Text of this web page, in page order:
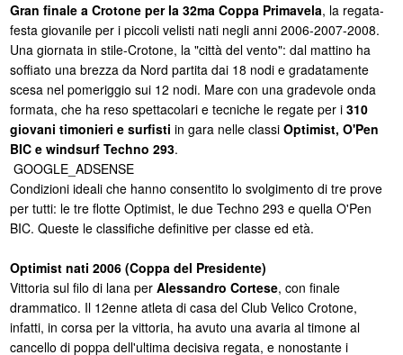
Gran finale a Crotone per la 32ma Coppa Primavela, la regata-
festa giovanile per i piccoli velisti nati negli anni 2006-2007-2008.
Una giornata in stile-Crotone, la "città del vento": dal mattino ha
soffiato una brezza da Nord partita dai 18 nodi e gradatamente
scesa nel pomeriggio sui 12 nodi. Mare con una gradevole onda
formata, che ha reso spettacolari e tecniche le regate per i 310
giovani timonieri e surfisti in gara nelle classi Optimist, O'Pen
BIC e windsurf Techno 293.
GOOGLE_ADSENSE
Condizioni ideali che hanno consentito lo svolgimento di tre prove
per tutti: le tre flotte Optimist, le due Techno 293 e quella O'Pen
BIC. Queste le classifiche definitive per classe ed età.
Optimist nati 2006 (Coppa del Presidente)
Vittoria sul filo di lana per Alessandro Cortese, con finale
drammatico. Il 12enne atleta di casa del Club Velico Crotone,
infatti, in corsa per la vittoria, ha avuto una avaria al timone al
cancello di poppa dell'ultima decisiva regata, e nonostante i